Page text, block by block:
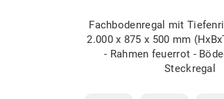
Fachbodenregal mit
2.000 x 875 x 500 mm
- Rahmen feuerrot -
Steckregal